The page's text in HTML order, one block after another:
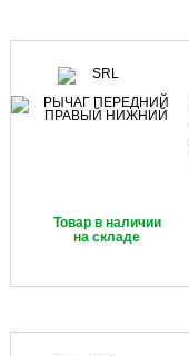
Товар в наличии
на складе